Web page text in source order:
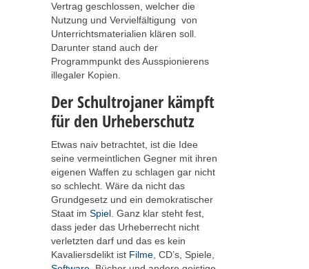
Vertrag geschlossen, welcher die
Nutzung und Vervielfältigung von
Unterrichtsmaterialien klären soll.
Darunter stand auch der
Programmpunkt des Ausspionierens
illegaler Kopien.
Der Schultrojaner kämpft
für den Urheberschutz
Etwas naiv betrachtet, ist die Idee
seine vermeintlichen Gegner mit ihren
eigenen Waffen zu schlagen gar nicht
so schlecht. Wäre da nicht das
Grundgesetz und ein demokratischer
Staat im Spiel. Ganz klar steht fest,
dass jeder das Urheberrecht nicht
verletzten darf und das es kein
Kavaliersdelikt ist Filme, CD’s, Spiele,